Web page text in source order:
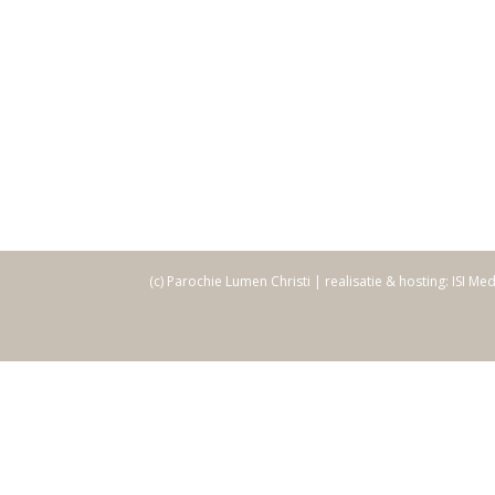
(c) Parochie Lumen Christi | realisatie & hosting: ISI